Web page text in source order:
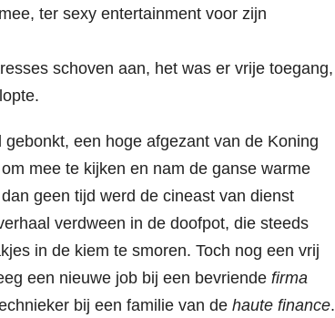
ter sexy entertainment voor zijn
schoven aan, het was er vrije toegang,
een hoge afgezant van de Koning
mee te kijken en nam de ganse warme
geen tijd werd de cineast van dienst
verdween in de doofpot, die steeds
in de kiem te smoren. Toch nog een vrij
een nieuwe job bij een bevriendefirma
bij een familie van dehaute finance.